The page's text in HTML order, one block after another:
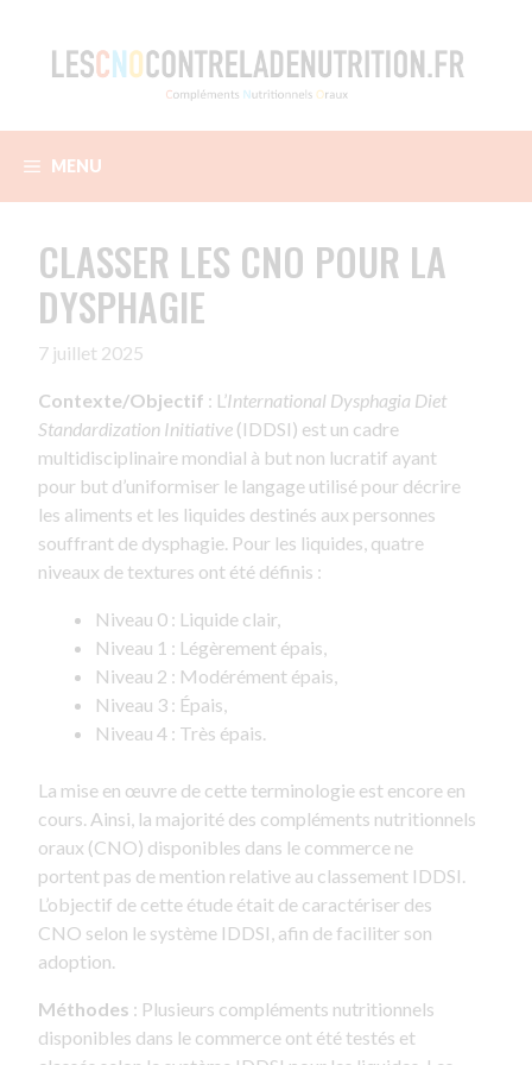
contenu
MENU
CLASSER LES CNO POUR LA
DYSPHAGIE
7 juillet 2025
Contexte/Objectif : L’International Dysphagia Diet
Standardization Initiative (IDDSI) est un cadre
multidisciplinaire mondial à but non lucratif ayant
pour but d’uniformiser le langage utilisé pour décrire
les aliments et les liquides destinés aux personnes
souffrant de dysphagie. Pour les liquides, quatre
niveaux de textures ont été définis :
Niveau 0 : Liquide clair,
Niveau 1 : Légèrement épais,
Niveau 2 : Modérément épais,
Niveau 3 : Épais,
Niveau 4 : Très épais.
La mise en œuvre de cette terminologie est encore en
cours. Ainsi, la majorité des compléments nutritionnels
oraux (CNO) disponibles dans le commerce ne
portent pas de mention relative au classement IDDSI.
L’objectif de cette étude était de caractériser des
CNO selon le système IDDSI, afin de faciliter son
adoption.
Méthodes : Plusieurs compléments nutritionnels
disponibles dans le commerce ont été testés et